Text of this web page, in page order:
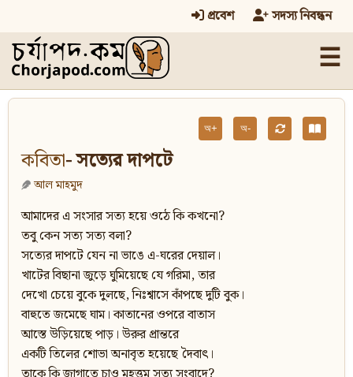
প্রবেশ সদস্য নিবন্ধন
☰
অ+ অ-
কবিতা- সত্যের দাপটে
আল মাহমুদ
আমাদের এ সংসার সত্য হয়ে ওঠে কি কখনো?
তবু কেন সত্য সত্য বলা?
সত্যের দাপটে যেন না ভাঙে এ-ঘরের দেয়াল।
খাটের বিছানা জুড়ে ঘুমিয়েছে যে গরিমা, তার
দেখো চেয়ে বুকে দুলছে, নিঃশ্বাসে কাঁপছে দুটি বুক।
বাহুতে জমেছে ঘাম। কাতানের ওপরে বাতাস
আস্তে উড়িয়েছে পাড়। উরুর প্রান্তরে
একটি তিলের শোভা অনাবৃত হয়েছে দৈবাৎ।